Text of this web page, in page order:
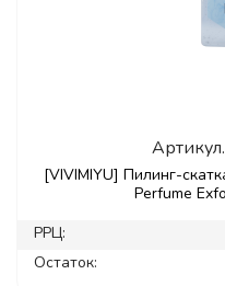
Артикул.
[VIVIMIYU] Пилинг-
Perfume
РРЦ:
Остаток: